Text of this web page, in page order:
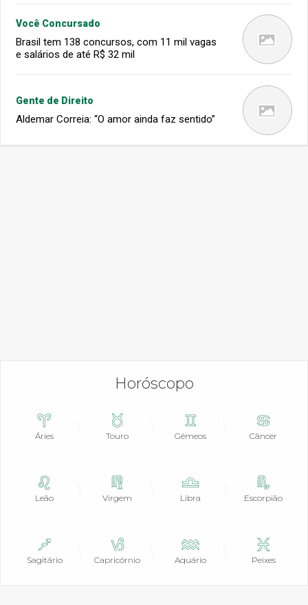
Você Concursado
Brasil tem 138 concursos, com 11 mil vagas
e salários de até R$ 32 mil
Gente de Direito
Aldemar Correia: “O amor ainda faz sentido”
Horóscopo
Áries Touro Gêmeos Câncer
Leão Virgem Libra Escorpião
Sagitário Capricórnio Aquário Peixes